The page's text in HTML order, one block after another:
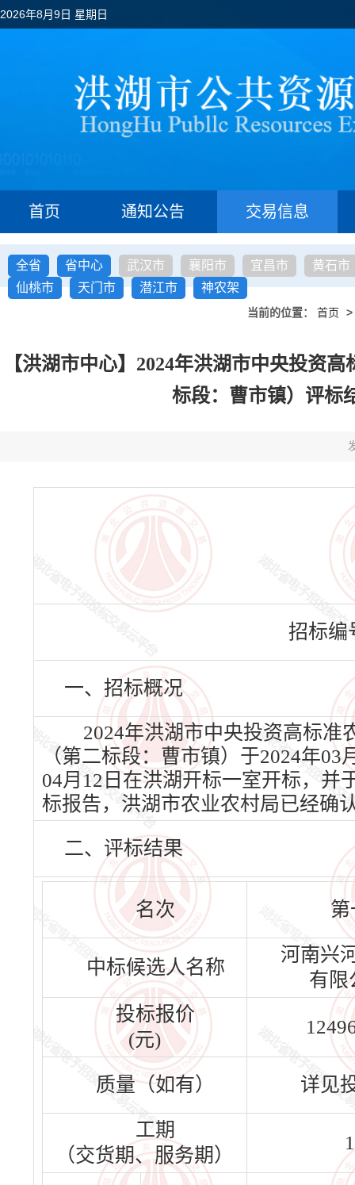
2026年8月9日 星期日
首页 通知公告 交易信息
全省 省中心 武汉市 襄阳市 宜昌市
黄石市
仙桃市
天门市 潜江市 神农架
当前的位置： 首页 >
【洪湖市中心】2024年洪湖市中央投资
标段：曹市镇）评标
招标编
一、招标概况
2024年洪湖市中央投资高标准
（第二标段：曹市镇）于2024年
04月12日在洪湖开标一室开标，并
标报告，洪湖市农业农村局已经确
二、评标结果
名次 第
中标候选人名称
河南兴
有限
投标报价
(元)
质量（如有） 详见
工期
（交货期、服务期）